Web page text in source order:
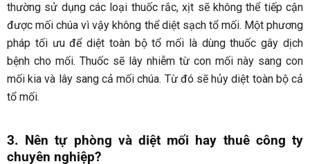
thường sử dụng các loại thuốc rắc, xịt sẽ không thể tiếp cận
được mối chúa vì vậy không thể diệt sạch tổ mối. Một phương
pháp tối ưu để diệt toàn bộ tổ mối là dùng thuốc gây dịch
bệnh cho mối. Thuốc sẽ lây nhiễm từ con mối này sang con
mối kia và lây sang cả mối chúa. Từ đó sẽ hủy diệt toàn bộ cả
tổ mối.
3. Nên tự phòng và diệt mối hay thuê công ty
chuyên nghiệp?